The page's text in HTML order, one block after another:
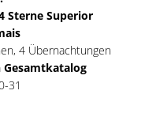
Sterne Superior
4 Übernachtungen
Gesamtkatalog
31